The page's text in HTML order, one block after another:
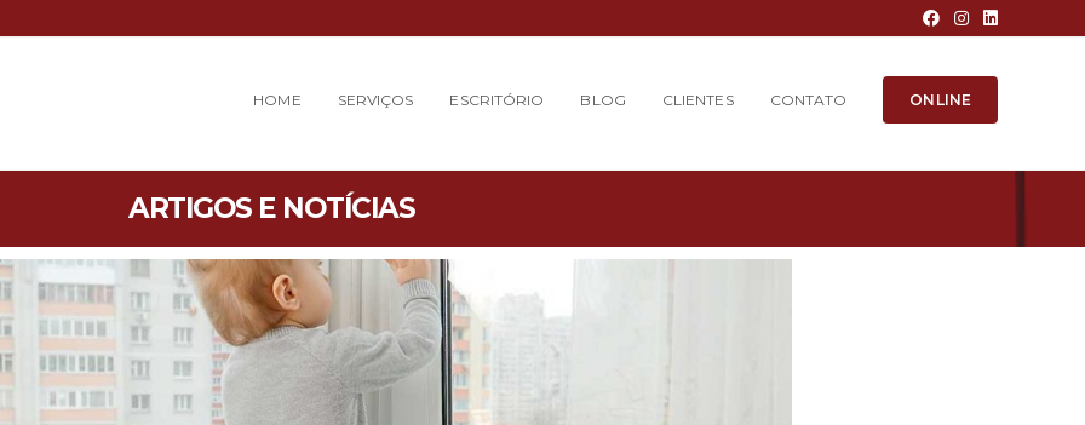
HOME SERVIÇOS ESCRITÓRIO BLOG CLIENTES CONTATO ONLINE
ARTIGOS E NOTÍCIAS